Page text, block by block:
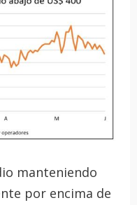
manteniendo
por encima de